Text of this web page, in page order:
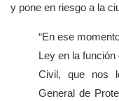
y pone en riesgo a la
“En ese
Ley en la
Civil, que nos
General de